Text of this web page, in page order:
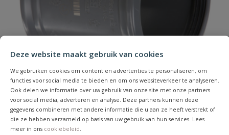
Deze website maakt gebruik van cookies
We gebruiken cookies om content en advertenties te personaliseren, om
functies voor social media te bieden en om ons websiteverkeer te analyseren.
Ook delen we informatie over uw gebruik van onze site met onze partners
voor social media, adverteren en analyse. Deze partners kunnen deze
gegevens combineren met andere informatie die u aan ze heeft verstrekt of
die ze hebben verzameld op basis van uw gebruik van hun services. Lees
meer in ons cookiebeleid
Samenvatting
Beoordeling versturen
PVC overschuifmof
Zonder stootrand | Diameter: 32 t/m 500 mm | Aansluiting: